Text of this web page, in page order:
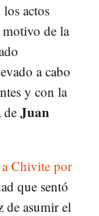
actos
de la
a cabo
y con la
de Juan
a Chivite por
que sentó
de asumir el